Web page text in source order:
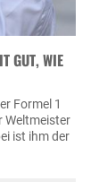
GUT, WIE
Formel 1
Weltmeister
ist ihm der